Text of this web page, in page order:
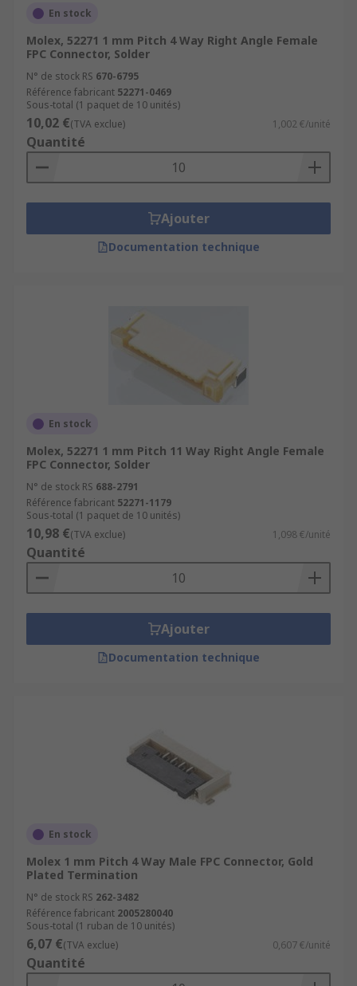
En stock
Molex, 52271 1 mm Pitch 4 Way Right Angle Female
FPC Connector, Solder
N° de stock RS 670-6795
Référence fabricant 52271-0469
Sous-total (1 paquet de 10 unités)
10,02 €(TVA exclue) 1,002 €/unité
Quantité
Ajouter
Documentation technique
En stock
Molex, 52271 1 mm Pitch 11 Way Right Angle Female
FPC Connector, Solder
N° de stock RS 688-2791
Référence fabricant 52271-1179
Sous-total (1 paquet de 10 unités)
10,98 €(TVA exclue) 1,098 €/unité
Quantité
Ajouter
Documentation technique
En stock
Molex 1 mm Pitch 4 Way Male FPC Connector, Gold
Plated Termination
N° de stock RS 262-3482
Référence fabricant 2005280040
Sous-total (1 ruban de 10 unités)
6,07 €(TVA exclue) 0,607 €/unité
Quantité